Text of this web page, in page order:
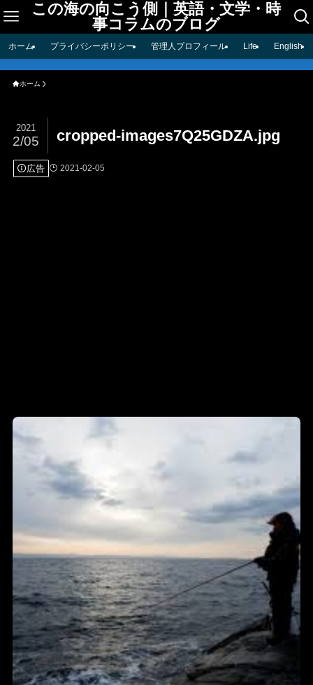
この海の向こう側｜英語・文学・時
事コラムのブログ
ホーム プライバシーポリシー 管理人プロフィール Life English
ホーム
cropped-images7Q25GDZA.jpg
2021
2/05
広告 2021-02-05